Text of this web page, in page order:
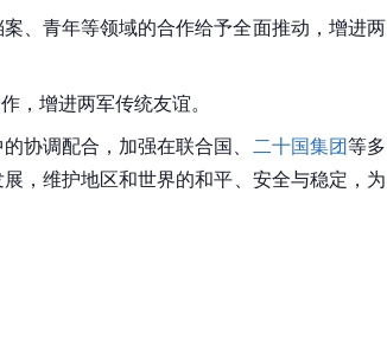
、青年等领域的合作给予全面推动，增进两
，增进两军传统友谊。
协调配合，加强在联合国、 二十国集团等多
，维护地区和世界的和平、安全与稳定，为